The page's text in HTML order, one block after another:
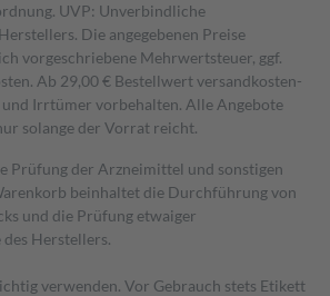
UVP: Unverbindliche
Die angegebenen Preise
vorgeschriebene Mehrwertsteuer, ggf.
Ab 29,00 € Bestell­wert versand­kosten­
Irrtümer vorbehalten. Alle Angebote
solange der Vorrat reicht.
Prüfung der Arzneimittel und sonstigen
beinhaltet die Durchführung von
und die Prüfung etwaiger
Herstellers.
verwenden. Vor Gebrauch stets Etikett